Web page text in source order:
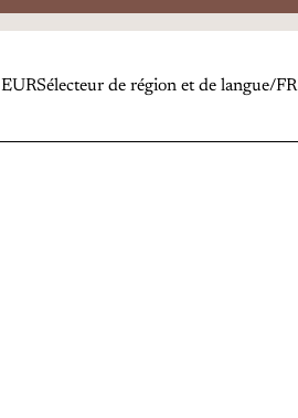
EURSélecteur de région et de langue/FR